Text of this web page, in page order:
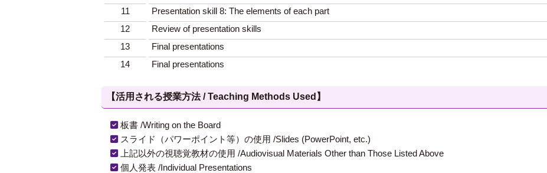
11
Presentation skill 8: The elements of each part
12
Review of presentation skills
13
Final presentations
14
Final presentations
【活用される授業方法 / Teaching Methods Used】
板書 /Writing on the Board
スライド（パワーポイント等）の使用 /Slides (PowerPoint, etc.)
上記以外の視聴覚教材の使用 /Audiovisual Materials Other than Those Listed Above
個人発表 /Individual Presentations